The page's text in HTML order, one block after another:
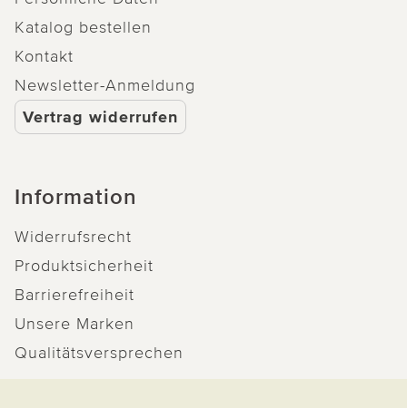
Katalog bestellen
Kontakt
Newsletter-Anmeldung
Vertrag widerrufen
Information
Widerrufsrecht
Produktsicherheit
Barrierefreiheit
Unsere Marken
Qualitätsversprechen